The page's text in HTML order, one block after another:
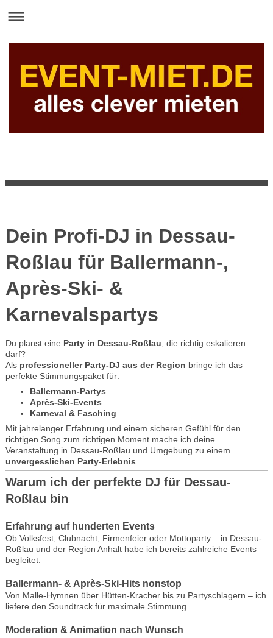
Dein Profi-DJ in Dessau-
Roßlau für Ballermann-,
Après-Ski- &
Karnevalspartys
Du planst eine Party in Dessau-Roßlau , die richtig eskalieren
darf?
Als professioneller Party-DJ aus der Region bringe ich das
perfekte Stimmungspaket für:
Ballermann-Partys
Après-Ski-Events
Karneval & Fasching
Mit jahrelanger Erfahrung und einem sicheren Gefühl für den
richtigen Song zum richtigen Moment mache ich deine
Veranstaltung in Dessau-Roßlau und Umgebung zu einem
unvergesslichen Party-Erlebnis
Warum ich der perfekte DJ für Dessau-
Roßlau bin
Erfahrung auf hunderten Events
Ob Volksfest, Clubnacht, Firmenfeier oder Mottoparty – in Dessau-
Roßlau und der Region Anhalt habe ich bereits zahlreiche Events
begleitet.
Ballermann- & Après-Ski-Hits nonstop
Von Malle-Hymnen über Hütten-Kracher bis zu Partyschlagern – ich
liefere den Soundtrack für maximale Stimmung.
Moderation & Animation nach Wunsch